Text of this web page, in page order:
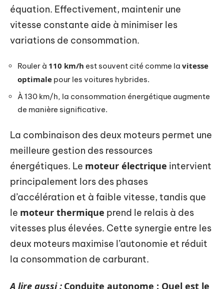
équation. Effectivement, maintenir une
vitesse constante aide à minimiser les
variations de consommation.
Rouler à 110 km/h est souvent cité comme la vitesse
optimale pour les voitures hybrides.
À 130 km/h, la consommation énergétique augmente
de manière significative.
La combinaison des deux moteurs permet une
meilleure gestion des ressources
énergétiques. Le moteur électrique intervient
principalement lors des phases
d’accélération et à faible vitesse, tandis que
le moteur thermique prend le relais à des
vitesses plus élevées. Cette synergie entre les
deux moteurs maximise l’autonomie et réduit
la consommation de carburant.
A lire aussi : Conduite autonome : Quel est le